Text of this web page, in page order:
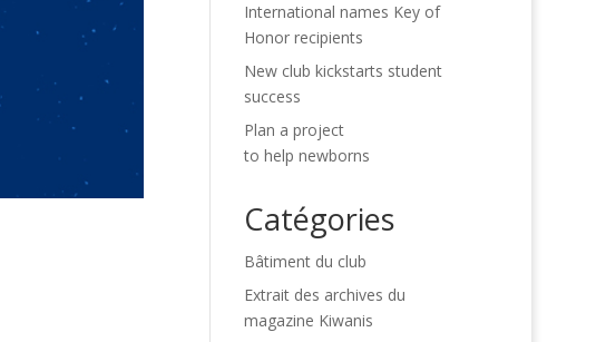
International names Key of
Honor recipients
New club kickstarts student
success
Plan a project
to help newborns
Catégories
Bâtiment du club
Extrait des archives du
magazine Kiwanis